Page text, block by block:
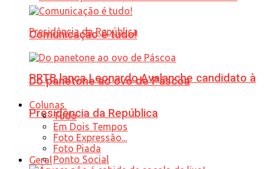
PRTB lança Leonardo Avalanche candidato à
Presidência da República
Geral
Comunicação é tudo!
Do panetone ao ovo de Páscoa
Colunas
Tudo
Em Dois Tempos
Foto Expressão...
Foto Piada
Ponto Social